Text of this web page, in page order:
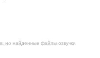
но найденные файлы озвучки